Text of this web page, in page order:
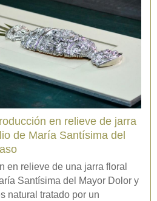
en relieve de jarra
de María Santísima del
en relieve de una jarra floral
Santísima del Mayor Dolor y
natural tratado por un